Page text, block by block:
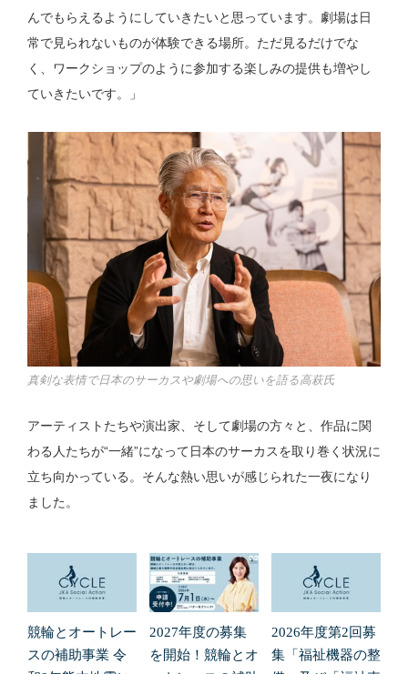
んでもらえるようにしていきたいと思っています。劇場は日
常で見られないものが体験できる場所。ただ見るだけでな
く、ワークショップのように参加する楽しみの提供も増やし
ていきたいです。」
真剣な表情で日本のサーカスや劇場への思いを語る高萩氏
アーティストたちや演出家、そして劇場の方々と、作品に関
わる人たちが“一緒”になって日本のサーカスを取り巻く状況に
立ち向かっている。そんな熱い思いが感じられた一夜になり
ました。
競輪とオートレー
スの補助事業 令
2027年度の募集
を開始！競輪とオ
2026年度第2回募
集「福祉機器の整